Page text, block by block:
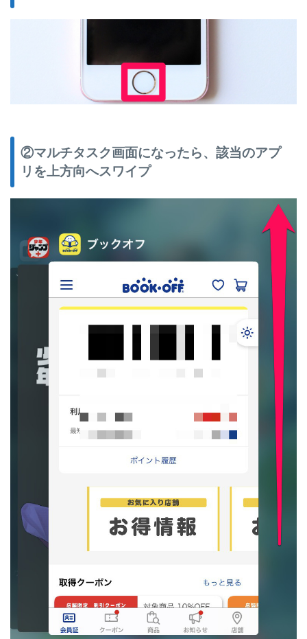
②マルチタスク画面になったら、該当のアプ
リを上方向へスワイプ